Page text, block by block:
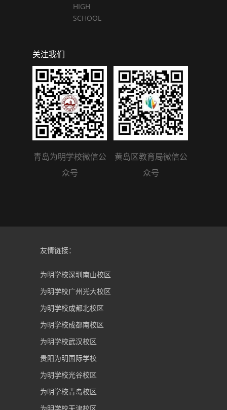
HIGH
SCHOOL
关注我们
青岛为明学校微信公
众号
黄岛区教育局微信公
众号
友情链接：
为明学校深圳南山校区
为明学校广州光大校区
为明学校成都北校区
为明学校成都南校区
为明学校武汉校区
贵阳为明国际学校
为明学校光谷校区
为明学校青岛校区